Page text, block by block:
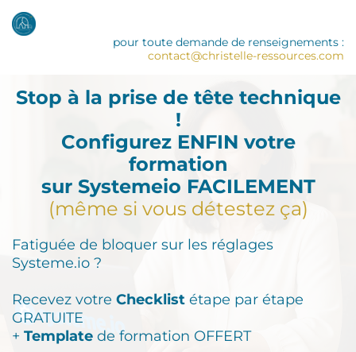
pour toute demande de renseignements :
contact@christelle-ressources.com
Stop à la prise de tête technique
!
Configurez ENFIN votre
formation
sur Systemeio FACILEMENT
(même si vous détestez ça)
Fatiguée de bloquer sur les réglages
Systeme.io ?
Recevez votre Checklist étape par étape
GRATUITE
+ Template de formation OFFERT